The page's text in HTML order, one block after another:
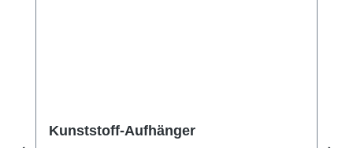
Kunststoff-Aufhänger